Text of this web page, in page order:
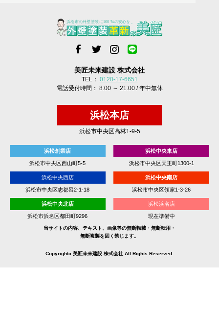
美匠未来建設 株式会社
TEL： 0120-17-6651
電話受付時間： 8:00 ～ 21:00 / 年中無休
浜松本店
浜松市中央区高林1-9-5
浜松創業店
浜松市中央区西山町5-5
浜松中央東店
浜松市中央区天王町1300-1
浜松中央西店
浜松市中央区志都呂2-1-18
浜松中央南店
浜松市中央区領家1-3-26
浜松中央北店
浜松市浜名区都田町9296
浜松浜名店
現在準備中
当サイトの内容、テキスト、画像等の無断転載・無断転用・
無断複製を固く禁じます。
Copyrightc 美匠未来建設 株式会社 All Rights Reserved.